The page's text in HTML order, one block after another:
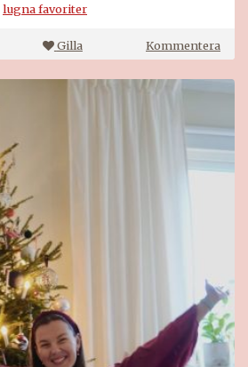
lugna favoriter
Gilla Kommenterapå